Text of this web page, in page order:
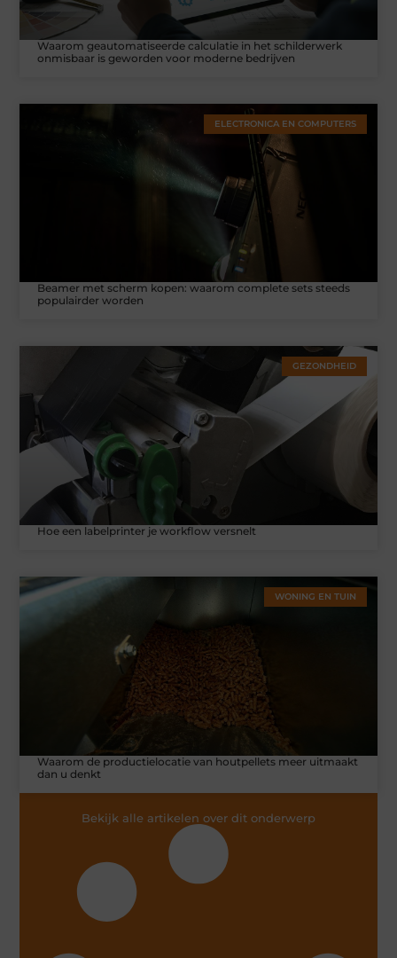
Waarom geautomatiseerde calculatie in het schilderwerk
onmisbaar is geworden voor moderne bedrijven
ELECTRONICA EN COMPUTERS
Beamer met scherm kopen: waarom complete sets steeds
populairder worden
GEZONDHEID
Hoe een labelprinter je workflow versnelt
WONING EN TUIN
Waarom de productielocatie van houtpellets meer uitmaakt
dan u denkt
Bekijk alle artikelen over dit onderwerp